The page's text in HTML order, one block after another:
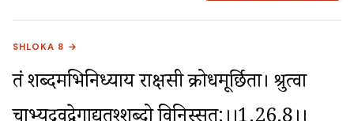
SHLOKA 8 →
तं शब्दमभिनिध्याय राक्षसी क्रोधमूर्छिता। श्रुत्वा